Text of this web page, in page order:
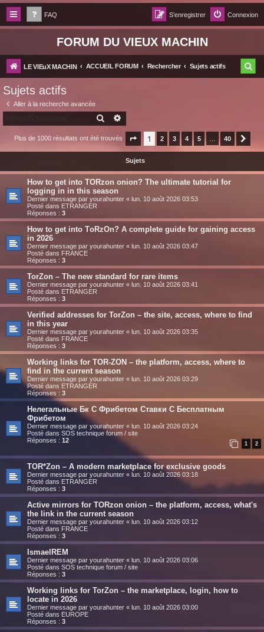
FAQ Connexion
S’enregistrer
FORUM DU VIEUX MACHIN
LE VIEuX MACHIN ACCUEIL FORUM Rechercher Sujets actifs
Sujets actifs
Aller à la recherche avancée
RECHERCHER
Plus de 1000 résultats ont été trouvés Page sur 40
1 2 3 4 5 40
Sujets
How to get into TORzon onion? The ultimate tutorial for
logging in in this season
Dernier message par yourahunter « lun. 10 août 2026 03:53
Posté dans ETRANGER
Réponses : 3
How to get into TоRzOn? A complete guide for gaining access
in 2026
Dernier message par yourahunter « lun. 10 août 2026 03:47
Posté dans FRANCE
Réponses : 3
TorZon – The new standard for rare items
Dernier message par yourahunter « lun. 10 août 2026 03:41
Posté dans ETRANGER
Réponses : 3
Verified addresses for TorZon – the site, access, where to find
in this year
Dernier message par yourahunter « lun. 10 août 2026 03:35
Posté dans FRANCE
Réponses : 3
Working links for TOR-ZON – the platform, access, where to
find in the current season
Dernier message par yourahunter « lun. 10 août 2026 03:29
Posté dans ETRANGER
Réponses : 3
Нелегальные Бк С Фрибетом Ставки С Бесплатным
Фрибетом
Dernier message par yourahunter « lun. 10 août 2026 03:24
Posté dans SOS technique forum / site
Réponses : 12 1 2
TOR*Zon – A modern marketplace for exclusive goods
Dernier message par yourahunter « lun. 10 août 2026 03:18
Posté dans ETRANGER
Réponses : 3
Active mirrors for TORzon onion – the platform, access, what's
the link in the current season
Dernier message par yourahunter « lun. 10 août 2026 03:12
Posté dans FRANCE
Réponses : 3
IsmaelREM
Dernier message par yourahunter « lun. 10 août 2026 03:06
Posté dans SOS technique forum / site
Réponses : 3
Working links for TorZon – the marketplace, login, how to
locate in 2026
Dernier message par yourahunter « lun. 10 août 2026 03:00
Posté dans EUROPE
Réponses : 3